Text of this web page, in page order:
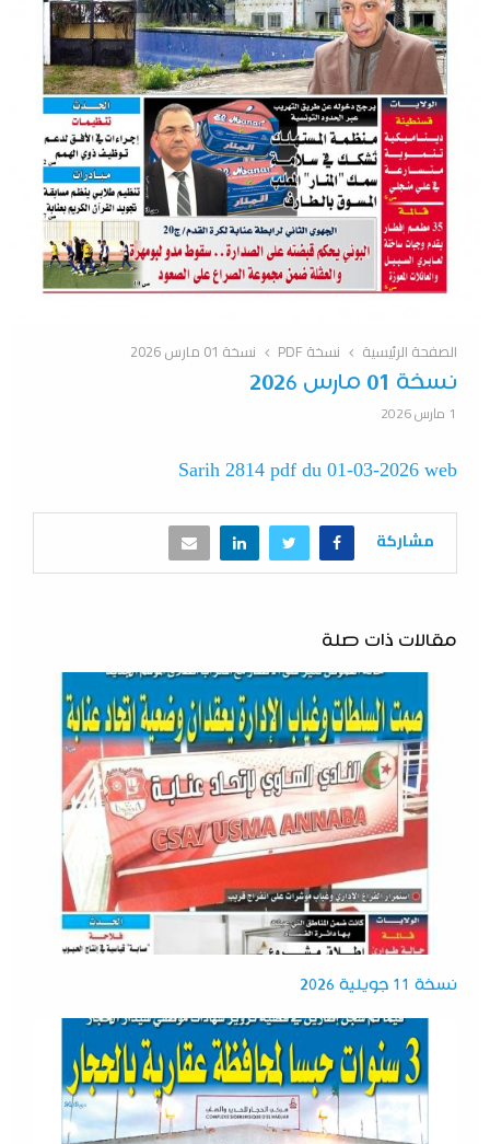
الصفحة الرئيسية نسخة PDF نسخة 01 مارس 2026
نسخة 01 مارس 2026
1 مارس 2026
Sarih 2814 pdf du 01-03-2026 web
مشاركة
مقالات ذات صلة
نسخة 11 جويلية 2026